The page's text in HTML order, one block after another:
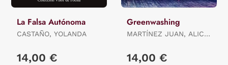
La Falsa Autónoma
CASTAÑO, YOLANDA
14,00 €
Greenwashing
MARTÍNEZ JUAN, ALICIA
14,00 €